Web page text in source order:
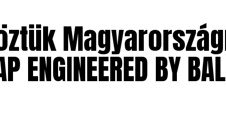
ENGINEERED BY